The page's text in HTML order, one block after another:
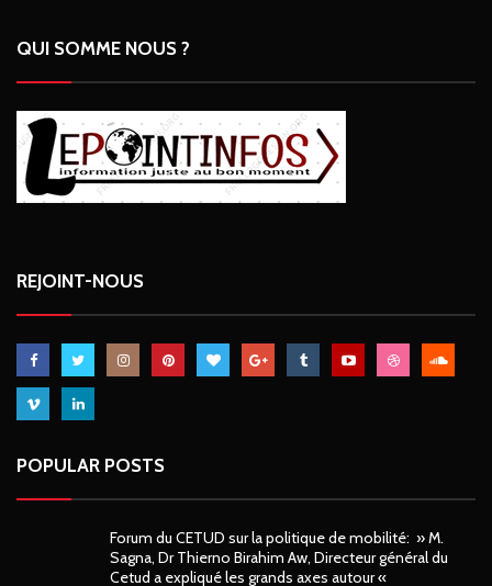
QUI SOMME NOUS ?
REJOINT-NOUS
POPULAR POSTS
Forum du CETUD sur la politique de mobilité: » M.
Sagna, Dr Thierno Birahim Aw, Directeur général du
Cetud a expliqué les grands axes autour «